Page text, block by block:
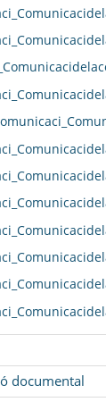
documental